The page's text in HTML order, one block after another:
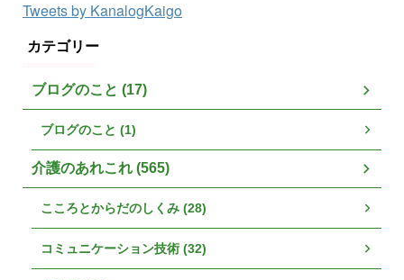
Tweets by KanalogKaigo
カテゴリー
ブログのこと (17)
ブログのこと (1)
介護のあれこれ (565)
こころとからだのしくみ (28)
コミュニケーション技術 (32)